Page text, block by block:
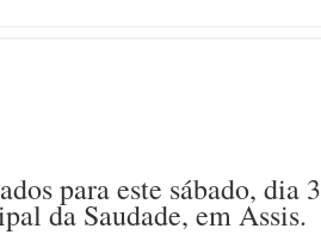
para este sábado, dia 3
da Saudade, em Assis.